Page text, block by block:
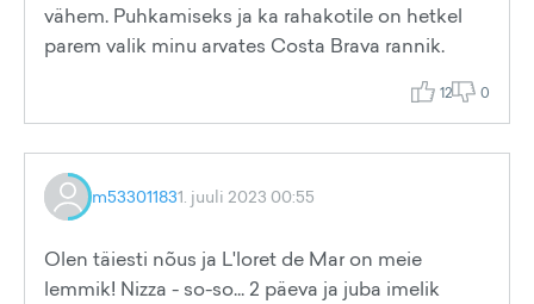
vähem. Puhkamiseks ja ka rahakotile on hetkel
parem valik minu arvates Costa Brava rannik.
12 0
m533011831. juuli 2023 00:55
Olen täiesti nõus ja L'loret de Mar on meie
lemmik! Nizza - so-so... 2 päeva ja juba imelik